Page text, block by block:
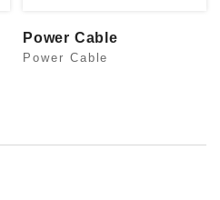
Power Cable
Power Cable